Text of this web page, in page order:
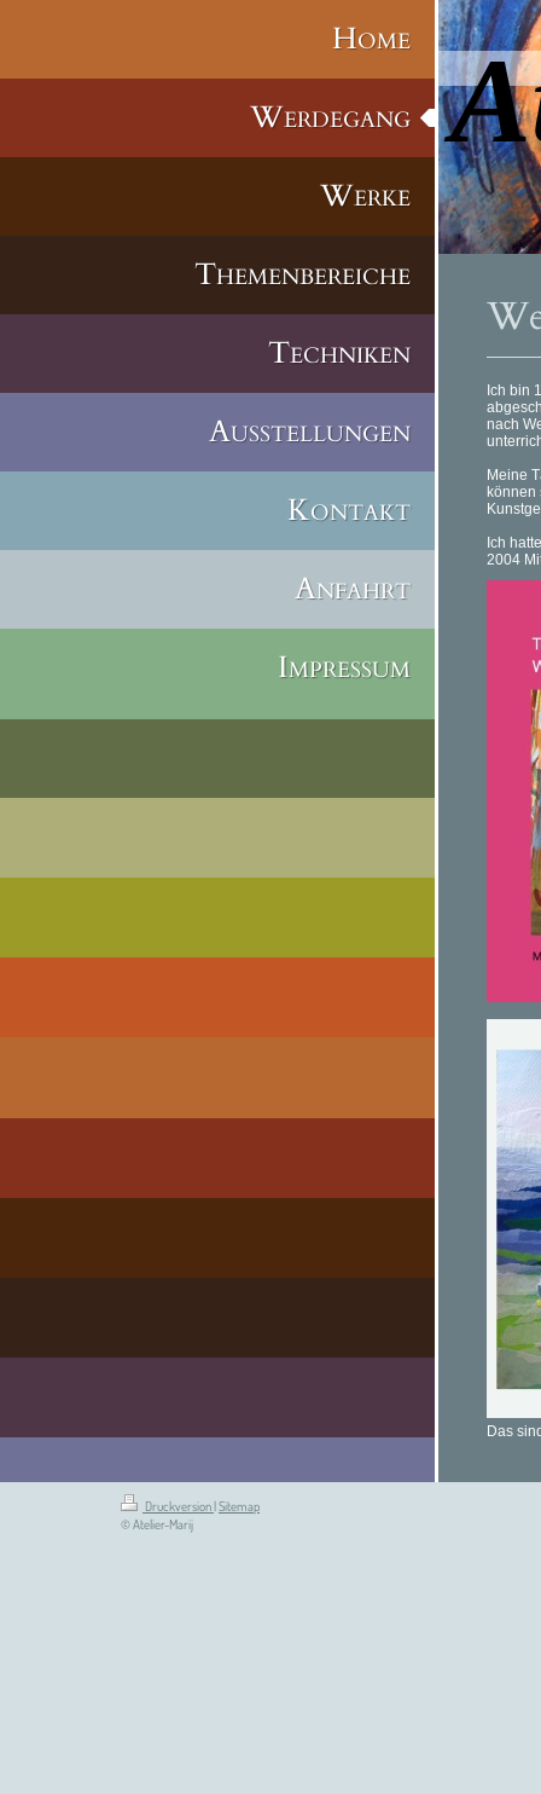
Home
Werdegang
Werke
Themenbereiche
Techniken
Ausstellungen
Kontakt
Anfahrt
Impressum
Ich bin
nach
Meine
können
Ich
2004
Das
Druckversion |Sitemap
© Atelier-Marij